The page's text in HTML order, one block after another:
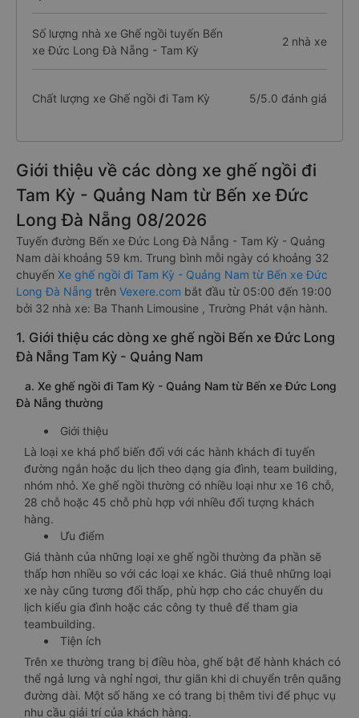
Số lượng nhà xe Ghế ngồi tuyến Bến
xe Đức Long Đà Nẵng - Tam Kỳ
2 nhà xe
Chất lượng xe Ghế ngồi đi Tam Kỳ 5/5.0 đánh giá
Giới thiệu về các dòng xe ghế ngồi đi
Tam Kỳ - Quảng Nam từ Bến xe Đức
Long Đà Nẵng 08/2026
Tuyến đường Bến xe Đức Long Đà Nẵng - Tam Kỳ - Quảng
Nam dài khoảng 59 km. Trung bình mỗi ngày có khoảng 32
chuyến Xe ghế ngồi đi Tam Kỳ - Quảng Nam từ Bến xe Đức
Long Đà Nẵng trên Vexere.com bắt đầu từ 05:00 đến 19:00
bởi 32 nhà xe: Ba Thanh Limousine , Trường Phát vận hành.
1. Giới thiệu các dòng xe ghế ngồi Bến xe Đức Long
Đà Nẵng Tam Kỳ - Quảng Nam
a. Xe ghế ngồi đi Tam Kỳ - Quảng Nam từ Bến xe Đức Long
Đà Nẵng thường
Giới thiệu
Là loại xe khá phổ biến đối với các hành khách đi tuyến
đường ngắn hoặc du lịch theo dạng gia đình, team building,
nhóm nhỏ. Xe ghế ngồi thường có nhiều loại như xe 16 chỗ,
28 chỗ hoặc 45 chỗ phù hợp với nhiều đối tượng khách
hàng.
Ưu điểm
Giá thành của những loại xe ghế ngồi thường đa phần sẽ
thấp hơn nhiều so với các loại xe khác. Giá thuê những loại
xe này cũng tương đối thấp, phù hợp cho các chuyến du
lịch kiểu gia đình hoặc các công ty thuê để tham gia
teambuilding.
Tiện ích
Trên xe thường trang bị điều hòa, ghế bật để hành khách có
thể ngả lưng và nghỉ ngơi, thư giãn khi di chuyển trên quãng
đường dài. Một số hãng xe có trang bị thêm tivi để phục vụ
nhu cầu giải trí của khách hàng.